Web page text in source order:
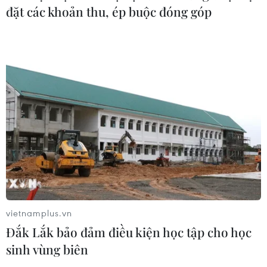
Tổng Biên tập: TRẦN TIẾN DUẨN
Phó Tổng Biên tập: NGUYỄN THỊ TÁM, KHÚC THANH
THỦY
Sở hữu trí tuệ
Quy định sử dụng
RSS
Hỗ trợ
Ngôn ngữ
TTXVN
Dịch vụ tin
Quảng cáo
Liên hệ
đặt các khoản thu, ép buộc đóng góp
vietnamplus.vn
Đắk Lắk bảo đảm điều kiện học tập cho học
sinh vùng biên